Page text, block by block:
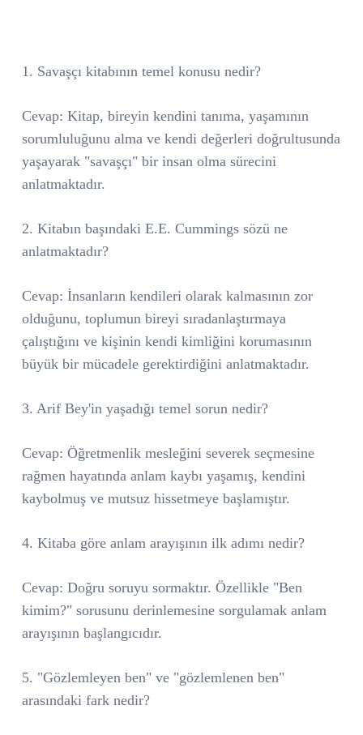
1. Savaşçı kitabının temel konusu nedir?
Cevap: Kitap, bireyin kendini tanıma, yaşamının
sorumluluğunu alma ve kendi değerleri doğrultusunda
yaşayarak "savaşçı" bir insan olma sürecini
anlatmaktadır.
2. Kitabın başındaki E.E. Cummings sözü ne
anlatmaktadır?
Cevap: İnsanların kendileri olarak kalmasının zor
olduğunu, toplumun bireyi sıradanlaştırmaya
çalıştığını ve kişinin kendi kimliğini korumasının
büyük bir mücadele gerektirdiğini anlatmaktadır.
3. Arif Bey'in yaşadığı temel sorun nedir?
Cevap: Öğretmenlik mesleğini severek seçmesine
rağmen hayatında anlam kaybı yaşamış, kendini
kaybolmuş ve mutsuz hissetmeye başlamıştır.
4. Kitaba göre anlam arayışının ilk adımı nedir?
Cevap: Doğru soruyu sormaktır. Özellikle "Ben
kimim?" sorusunu derinlemesine sorgulamak anlam
arayışının başlangıcıdır.
5. "Gözlemleyen ben" ve "gözlemlenen ben"
arasındaki fark nedir?